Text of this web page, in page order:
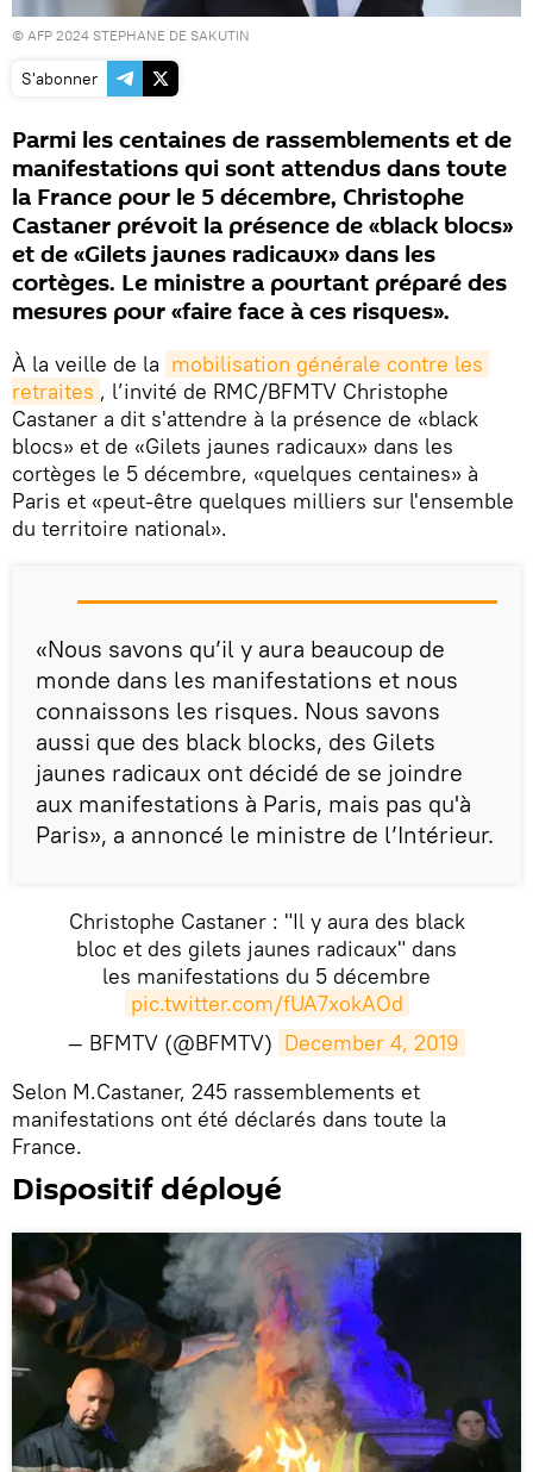
© AFP 2024 STEPHANE DE SAKUTIN
S'abonner
Parmi les centaines de rassemblements et de
manifestations qui sont attendus dans toute
la France pour le 5 décembre, Christophe
Castaner prévoit la présence de «black blocs»
et de «Gilets jaunes radicaux» dans les
cortèges. Le ministre a pourtant préparé des
mesures pour «faire face à ces risques».
À la veille de la mobilisation générale contre les
retraites , l’invité de RMC/BFMTV Christophe
Castaner a dit s'attendre à la présence de «black
blocs» et de «Gilets jaunes radicaux» dans les
cortèges le 5 décembre, «quelques centaines» à
Paris et «peut-être quelques milliers sur l'ensemble
du territoire national».
«Nous savons qu’il y aura beaucoup de
monde dans les manifestations et nous
connaissons les risques. Nous savons
aussi que des black blocks, des Gilets
jaunes radicaux ont décidé de se joindre
aux manifestations à Paris, mais pas qu'à
Paris», a annoncé le ministre de l’Intérieur.
Christophe Castaner : "Il y aura des black
bloc et des gilets jaunes radicaux" dans
les manifestations du 5 décembre
pic.twitter.com/fUA7xokAOd
— BFMTV (@BFMTV) December 4, 2019
​Selon M.Castaner, 245 rassemblements et
manifestations ont été déclarés dans toute la
France.
Dispositif déployé